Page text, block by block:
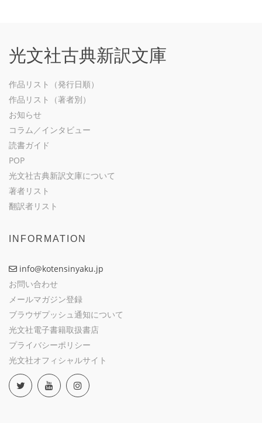
光文社古典新訳文庫
作品リスト（発行日順）
作品リスト（著者別）
お知らせ
コラム／インタビュー
読書ガイド
POP
光文社古典新訳文庫について
著者リスト
翻訳者リスト
INFORMATION
info@kotensinyaku.jp
お問い合わせ
メールマガジン登録
ブラウザプッシュ通知について
光文社電子書籍取扱書店
プライバシーポリシー
光文社オフィシャルサイト